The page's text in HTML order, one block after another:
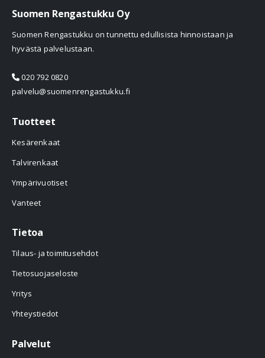
Suomen Rengastukku Oy
Suomen Rengastukku on tunnettu edullisista hinnoistaan ja
hyvästä palvelustaan.
020 792 0820
palvelu@suomenrengastukku.fi
Tuotteet
Kesärenkaat
Talvirenkaat
Ympärivuotiset
Vanteet
Tietoa
Tilaus- ja toimitusehdot
Tietosuojaseloste
Yritys
Yhteystiedot
Palvelut